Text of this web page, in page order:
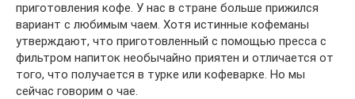
приготовления кофе. У нас в стране больше прижился
вариант с любимым чаем. Хотя истинные кофеманы
утверждают, что приготовленный с помощью пресса с
фильтром напиток необычайно приятен и отличается от
того, что получается в турке или кофеварке. Но мы
сейчас говорим о чае.